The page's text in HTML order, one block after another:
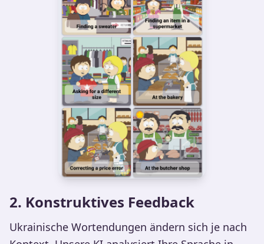
2. Konstruktives Feedback
Ukrainische Wortendungen ändern sich je nach